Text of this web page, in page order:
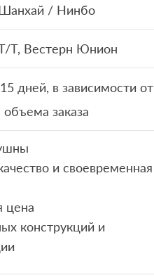
/ Нинбо
T, Вестерн Юнион
дней, в зависимости от
объема заказа
и своевременная
цена
конструкций и